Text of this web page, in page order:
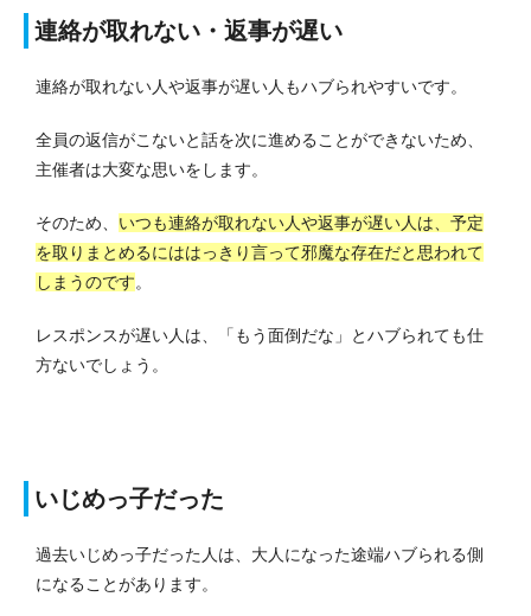
連絡が取れない・返事が遅い
連絡が取れない人や返事が遅い人もハブられやすいです。
全員の返信がこないと話を次に進めることができないため、
主催者は大変な思いをします。
そのため、 いつも連絡が取れない人や返事が遅い人は、予定
を取りまとめるにははっきり言って邪魔な存在だと思われて
しまうのです。
レスポンスが遅い人は、「もう面倒だな」とハブられても仕
方ないでしょう。
いじめっ子だった
過去いじめっ子だった人は、大人になった途端ハブられる側
になることがあります。